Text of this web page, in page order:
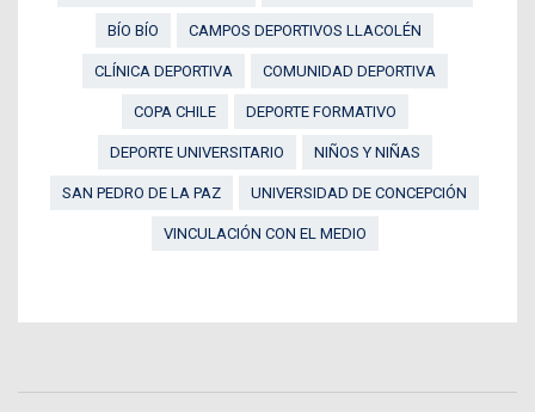
BÍO BÍO CAMPOS DEPORTIVOS LLACOLÉN
CLÍNICA DEPORTIVA COMUNIDAD DEPORTIVA
COPA CHILE DEPORTE FORMATIVO
DEPORTE UNIVERSITARIO NIÑOS Y NIÑAS
SAN PEDRO DE LA PAZ UNIVERSIDAD DE CONCEPCIÓN
VINCULACIÓN CON EL MEDIO